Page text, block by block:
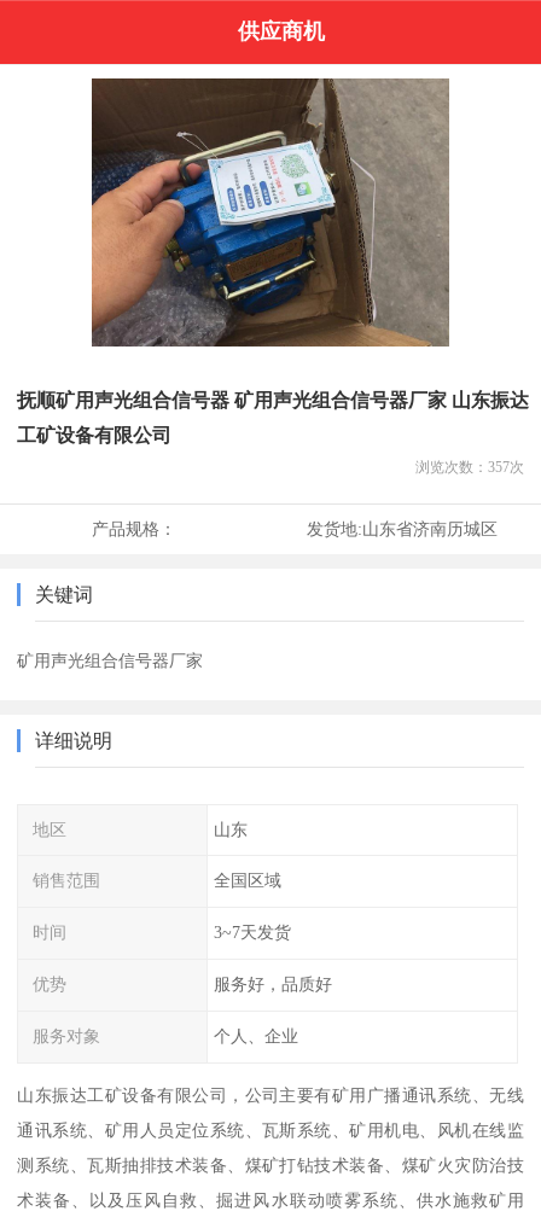
供应商机
抚顺矿用声光组合信号器 矿用声光组合信号器厂家 山东振达
工矿设备有限公司
浏览次数： 357次
产品规格： 发货地:山东省济南历城区
关键词
矿用声光组合信号器厂家
详细说明
地区 山东
销售范围 全国区域
时间 3~7天发货
优势 服务好，品质好
服务对象 个人、企业
山东振达工矿设备有限公司，公司主要有矿用广播通讯系统、无线
通讯系统、矿用人员定位系统、瓦斯系统、矿用机电、风机在线监
测系统、瓦斯抽排技术装备、煤矿打钻技术装备、煤矿火灾防治技
术装备、以及压风自救、掘进风水联动喷雾系统、供水施救矿用